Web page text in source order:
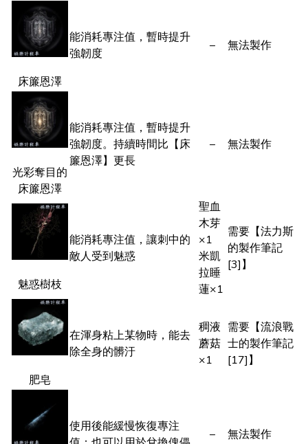
床簾恩澤
能消耗專注值，暫時提升
強韌度
– 無法製作
光彩奪目的
床簾恩澤
能消耗專注值，暫時提升
強韌度。持續時間比【床
簾恩澤】更長
– 無法製作
魅惑樹枝
能消耗專注值，讓刺中的
敵人受到魅惑
聖血
木芽
×1
米凱
拉睡
蓮×1
需要【法力斯
的製作筆記
[3]】
肥皂
在渾身粘上某物時，能去
除全身的髒汙
稠液
蘑菇
×1
需要【流浪戰
士的製作筆記
[17]】
使用後能緩慢恢復專注
– 無法製作